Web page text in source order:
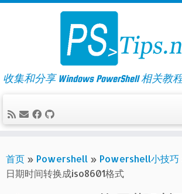
Skip
收集和分享 Windows PowerShell 相关
首页 » Powershell » Powershell小技巧
日期时间转换成iso8601格式